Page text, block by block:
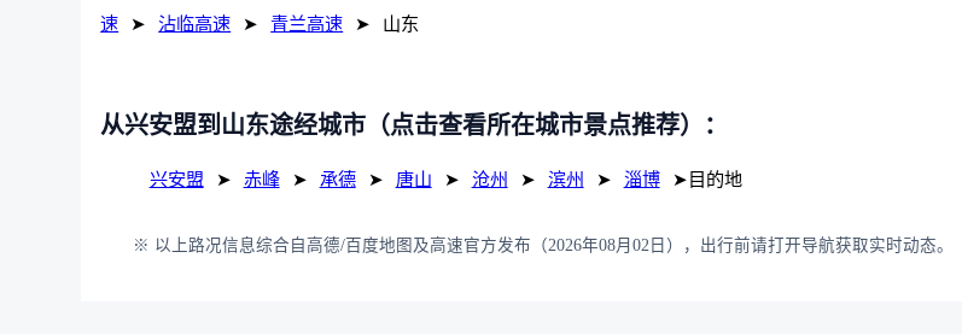
速 ➤ 沾临高速 ➤ 青兰高速 ➤ 山东
从兴安盟到山东途经城市（点击查看所在城市景点推荐）：
兴安盟 ➤ 赤峰 ➤ 承德 ➤ 唐山 ➤ 沧州 ➤ 滨州 ➤ 淄博 ➤目的地
※ 以上路况信息综合自高德/百度地图及高速官方发布（2026年08月02日），出行前请打开导航获取实时动态。